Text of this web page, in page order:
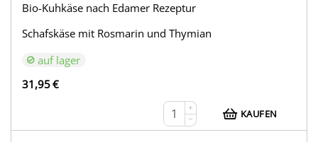
Bio-Kuhkäse nach Edamer Rezeptur
Schafskäse mit Rosmarin und Thymian
auf lager
31,95€
+
−
KAUFEN